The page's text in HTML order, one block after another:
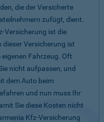
die der Versicherte
zufügt, dient.
Versicherung ist die
dieser Versicherung ist
Fahrzeug. Oft
nicht aufpassen, und
dem Auto beim
und nun muss Ihr
Sie diese Kosten nicht
Kfz-Versicherung